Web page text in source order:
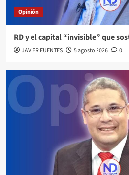
Opinión
RD y el capital “invisible” que
JAVIER FUENTES 5 agosto 2026 0